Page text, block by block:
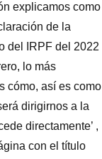
explicamos como
de la
del IRPF del 2022
lo más
cómo, así es como
dirigirnos a la
directamente’ ,
con el título